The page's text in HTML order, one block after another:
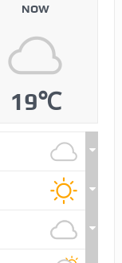
NOW
19℃